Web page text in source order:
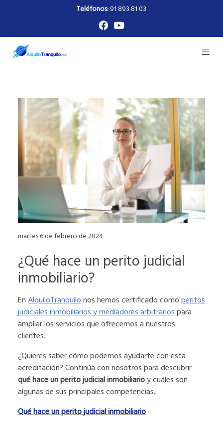
Teléfonos:91 893 81 03
martes 6 de febrero de 2024
¿Qué hace un perito judicial
inmobiliario?
EnAlquiloTranquilonos hemos certificado comoperitos
judiciales inmobiliarios y mediadores arbitrariospara
ampliar los servicios que ofrecemos a nuestros
clientes.
¿Quieres saber cómo podemos ayudarte con esta
acreditación? Continúa con nosotros para descubrir
qué hace un perito judicial inmobiliarioy cuáles son
algunas de sus principales competencias.
Qué hace un perito judicial inmobiliario